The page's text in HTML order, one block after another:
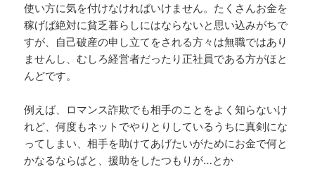
使い方に気を付けなければいけません。たくさんお金を
稼げば絶対に貧乏暮らしにはならないと思い込みがちで
すが、自己破産の申し立てをされる方々は無職ではあり
ませんし、むしろ経営者だったり正社員である方がほと
んどです。
例えば、ロマンス詐欺でも相手のことをよく知らないけ
れど、何度もネットでやりとりしているうちに真剣にな
ってしまい、相手を助けてあげたいがためにお金で何と
かなるならばと、援助をしたつもりが…とか